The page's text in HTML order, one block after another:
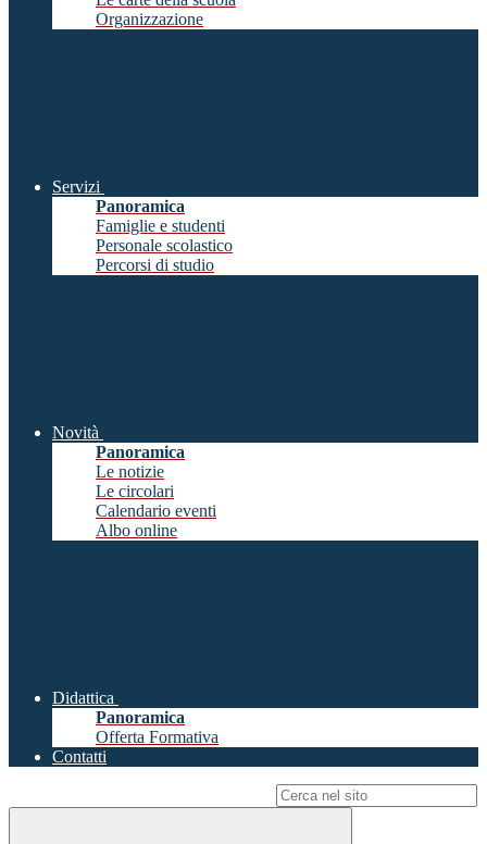
Organizzazione
Servizi
Panoramica
Famiglie e studenti
Personale scolastico
Percorsi di studio
Novità
Panoramica
Le notizie
Le circolari
Calendario eventi
Albo online
Didattica
Panoramica
Offerta Formativa
Contatti